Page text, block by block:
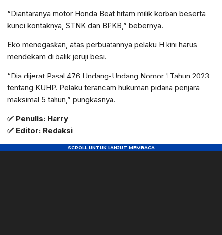
“Diantaranya motor Honda Beat hitam milik korban beserta
kunci kontaknya, STNK dan BPKB,” bebernya.
Eko menegaskan, atas perbuatannya pelaku H kini harus
mendekam di balik jeruji besi.
“Dia dijerat Pasal 476 Undang-Undang Nomor 1 Tahun 2023
tentang KUHP. Pelaku terancam hukuman pidana penjara
maksimal 5 tahun,” pungkasnya.
✅ Penulis: Harry
✅ Editor: Redaksi